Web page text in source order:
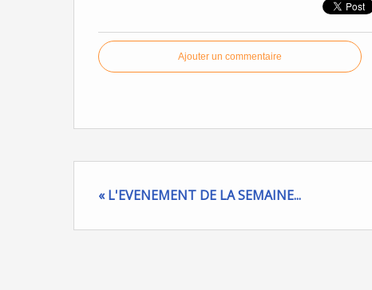
Ajouter un commentaire
« L'EVENEMENT DE LA SEMAINE...